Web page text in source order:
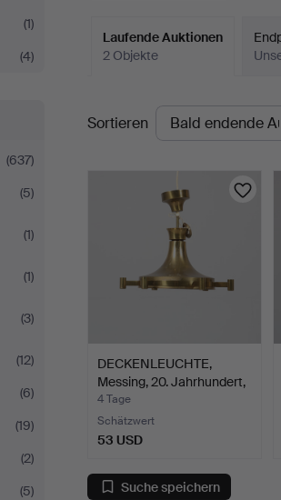
(1)
(4)
(637)
(5)
(1)
(1)
(3)
(12)
(6)
(19)
(2)
(5)
Laufende Auktionen
2 Objekte
Laufende
Auktionen
Sortieren
DECKENLEUCHTE,
Messing, 20. Jahrhundert,
F…
4 Tage
Schätzwert
53 USD
Suche speichern